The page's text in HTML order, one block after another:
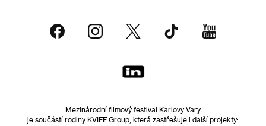
Mezinárodní filmový festival Karlovy Vary
je součástí rodiny KVIFF Group, která zastřešuje i další projekty: